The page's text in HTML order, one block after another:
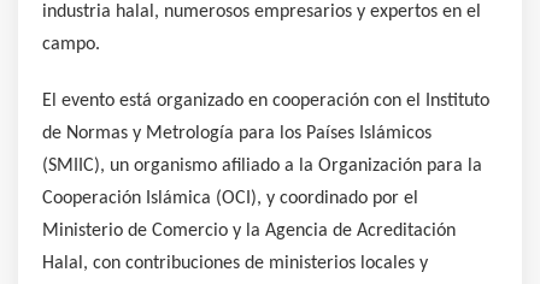
industria halal, numerosos empresarios y expertos en el
campo.
El evento está organizado en cooperación con el Instituto
de Normas y Metrología para los Países Islámicos
(SMIIC), un organismo afiliado a la Organización para la
Cooperación Islámica (OCI), y coordinado por el
Ministerio de Comercio y la Agencia de Acreditación
Halal, con contribuciones de ministerios locales y